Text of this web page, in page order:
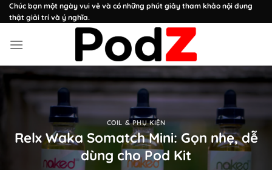
Chuyển
đến
dung
Chúc bạn một ngày vui vẻ và có những phút giây tham khảo nội dung
thật giải trí và ý nghĩa.
COIL & PHỤ KIỆN
Relx Waka Somatch Mini: Gọn nhẹ, dễ
dùng cho Pod Kit